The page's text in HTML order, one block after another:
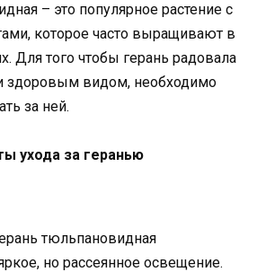
– это популярное растение с
которое часто выращивают в
Для того чтобы герань радовала
здоровым видом, необходимо
за ней.
ухода за геранью
тюльпановидная
но рассеянное освещение.